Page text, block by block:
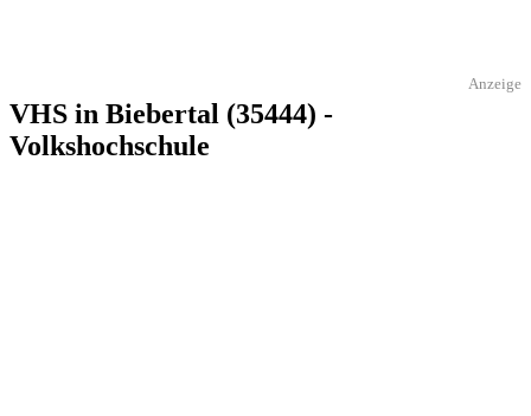
Anzeige
VHS in Biebertal (35444) -
Volkshochschule